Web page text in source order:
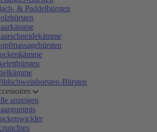
& Paddelbürsten
Bürsten
anzeigen